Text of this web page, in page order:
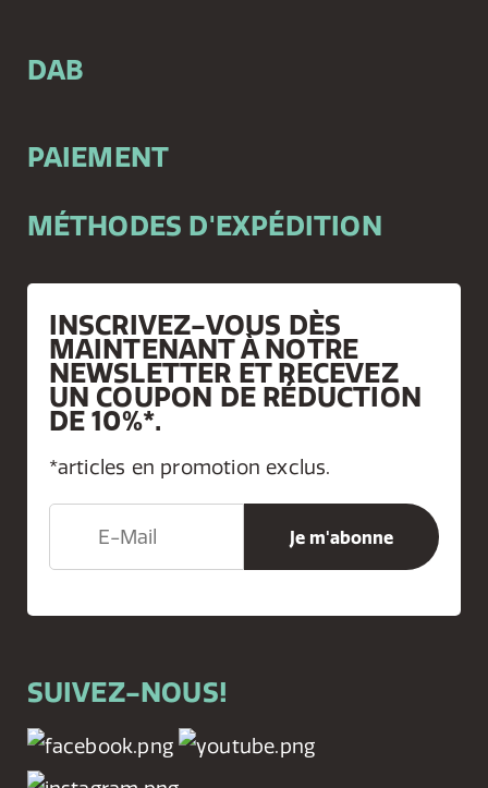
DAB
PAIEMENT
MÉTHODES D'EXPÉDITION
INSCRIVEZ-VOUS DÈS
MAINTENANT À NOTRE
NEWSLETTER ET RECEVEZ
UN COUPON DE RÉDUCTION
DE 10%*.
*articles en promotion exclus.
SUIVEZ-NOUS!